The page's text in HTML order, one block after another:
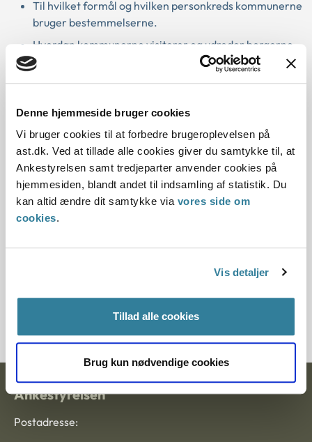
Denne hjemmeside bruger cookies
Vi bruger cookies til at forbedre brugeroplevelsen på
ast.dk. Ved at tillade alle cookies giver du samtykke til, at
Ankestyrelsen samt tredjeparter anvender cookies på
hjemmesiden, blandt andet til indsamling af statistik. Du
kan altid ændre dit samtykke via vores side om
cookies.
Vis detaljer
Tillad alle cookies
Brug kun nødvendige cookies
Til hvilket formål og hvilken personkreds kommunerne
bruger bestemmelserne.
Hvordan kommunerne visiterer og udreder borgerne
til bestemmelserne.
Hvorvidt kommunerne oplever, at de kan bruge
beskrevet i serviceloven.
Hvad kommunerne registrerer elektronisk om de
personer, som modtager indsatser efter
bestemmelserne, og hvilke systemer de registrerer i.
Undersøgelsens resultater er baseret på 92 kommuners
besvarelse af et spørgeskema og kvalitative interview med
Ankestyrelsen
Postadresse: